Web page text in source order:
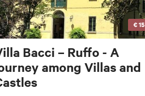
€ 15
Bacci – Ruffo - A
among Villas and